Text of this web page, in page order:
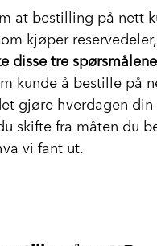
at bestilling på nett
kjøper
disse tre
kunde å bestille på
gjøre hverdagen din
skifte fra måten du
vi fant ut.